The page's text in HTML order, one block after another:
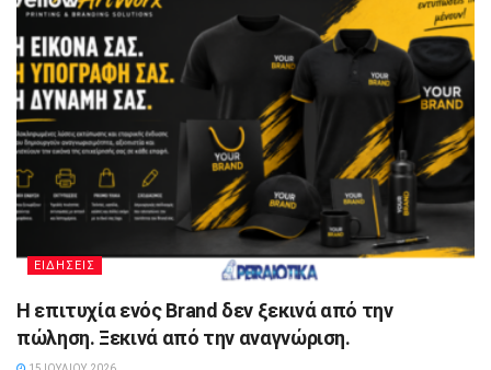
ΕΙΔΗΣΕΙΣ
Η επιτυχία ενός Brand δεν ξεκινά από την
πώληση. Ξεκινά από την αναγνώριση.